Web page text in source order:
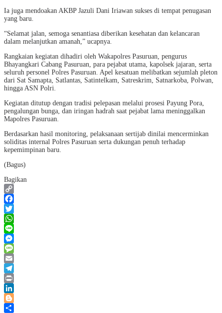
Ia juga mendoakan AKBP Jazuli Dani Iriawan sukses di tempat penugasan
yang baru.
“Selamat jalan, semoga senantiasa diberikan kesehatan dan kelancaran
dalam melanjutkan amanah,” ucapnya.
Rangkaian kegiatan dihadiri oleh Wakapolres Pasuruan, pengurus
Bhayangkari Cabang Pasuruan, para pejabat utama, kapolsek jajaran, serta
seluruh personel Polres Pasuruan. Apel kesatuan melibatkan sejumlah pleton
dari Sat Samapta, Satlantas, Satintelkam, Satreskrim, Satnarkoba, Polwan,
hingga ASN Polri.
Kegiatan ditutup dengan tradisi pelepasan melalui prosesi Payung Pora,
pengalungan bunga, dan iringan hadrah saat pejabat lama meninggalkan
Mapolres Pasuruan.
Berdasarkan hasil monitoring, pelaksanaan sertijab dinilai mencerminkan
soliditas internal Polres Pasuruan serta dukungan penuh terhadap
kepemimpinan baru.
(Bagus)
Bagikan
Copy
Link
Facebook
Twitter
WhatsApp
Line
Messenger
Message
Email
Telegram
Print
LinkedIn
Blogger